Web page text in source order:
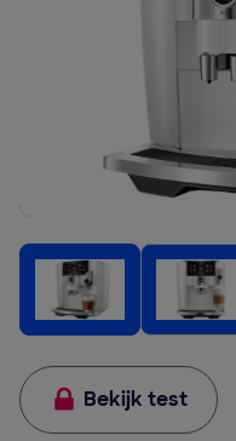
Bekijk test